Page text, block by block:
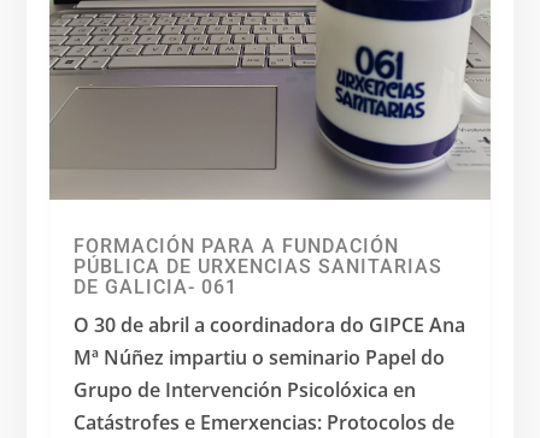
FORMACIÓN PARA A FUNDACIÓN
PÚBLICA DE URXENCIAS SANITARIAS
DE GALICIA- 061
O 30 de abril a coordinadora do GIPCE Ana
Mª Núñez impartiu o seminario Papel do
Grupo de Intervención Psicolóxica en
Catástrofes e Emerxencias: Protocolos de